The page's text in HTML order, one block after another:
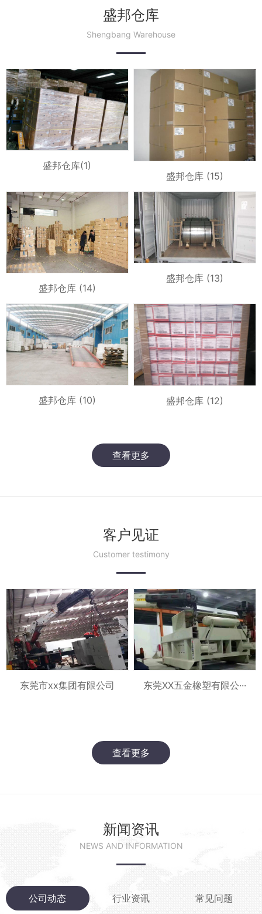
盛邦仓库
Shengbang Warehouse
盛邦仓库(1)
盛邦仓库 (15)
盛邦仓库 (14)
盛邦仓库 (13)
盛邦仓库 (10) 盛邦仓库 (12)
查看更多
客户见证
Customer testimony
东莞市xx集团有限公司 东莞XX五金橡塑有限公···
查看更多
新闻资讯
NEWS AND INFORMATION
公司动态 行业资讯 常见问题